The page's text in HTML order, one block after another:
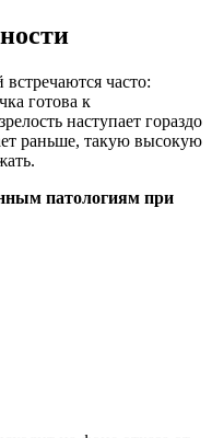
часто:
готова к
наступает гораздо
раньше, такую высокую
патологиям при